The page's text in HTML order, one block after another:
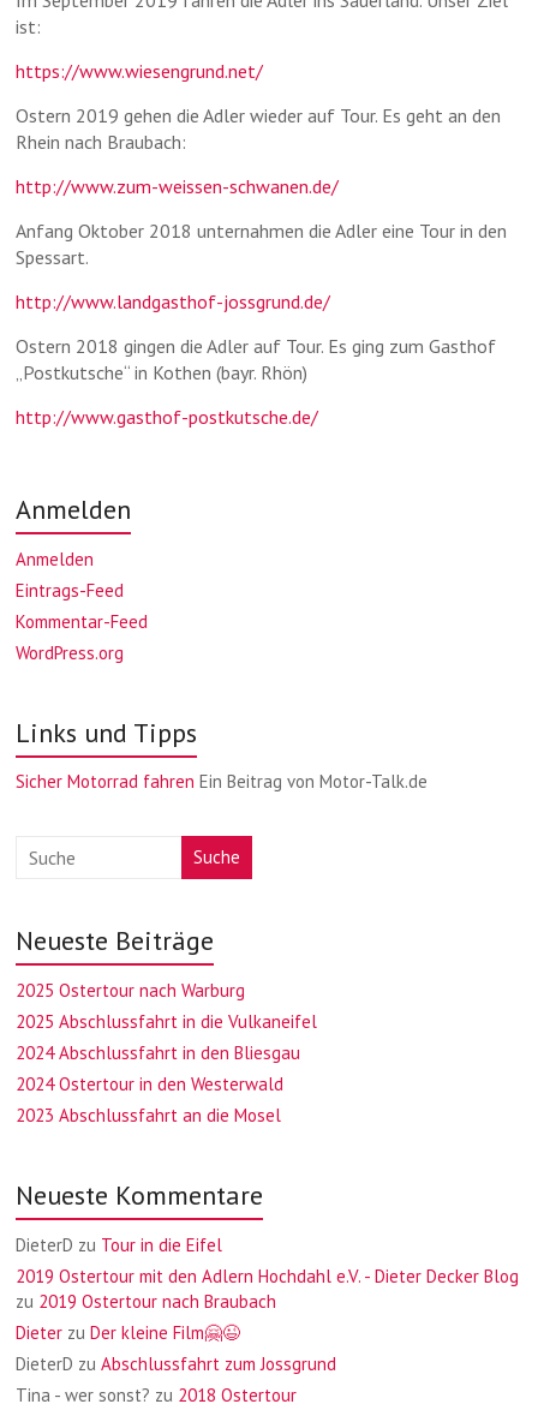
ist:
https://www.wiesengrund.net/
Ostern 2019 gehen die Adler wieder auf Tour. Es geht an den
Rhein nach Braubach:
http://www.zum-weissen-schwanen.de/
Anfang Oktober 2018 unternahmen die Adler eine Tour in den
Spessart.
http://www.landgasthof-jossgrund.de/
Ostern 2018 gingen die Adler auf Tour. Es ging zum Gasthof
„Postkutsche“ in Kothen (bayr. Rhön)
http://www.gasthof-postkutsche.de/
Anmelden
Anmelden
Eintrags-Feed
Kommentar-Feed
WordPress.org
Links und Tipps
Sicher Motorrad fahren Ein Beitrag von Motor-Talk.de
Suche
Neueste Beiträge
2025 Ostertour nach Warburg
2025 Abschlussfahrt in die Vulkaneifel
2024 Abschlussfahrt in den Bliesgau
2024 Ostertour in den Westerwald
2023 Abschlussfahrt an die Mosel
Neueste Kommentare
DieterD zu Tour in die Eifel
2019 Ostertour mit den Adlern Hochdahl e.V. - Dieter Decker Blog
zu 2019 Ostertour nach Braubach
Dieter zuDer kleine Film🤗😉
DieterD zuAbschlussfahrt zum Jossgrund
Tina - wer sonst? zu 2018 Ostertour